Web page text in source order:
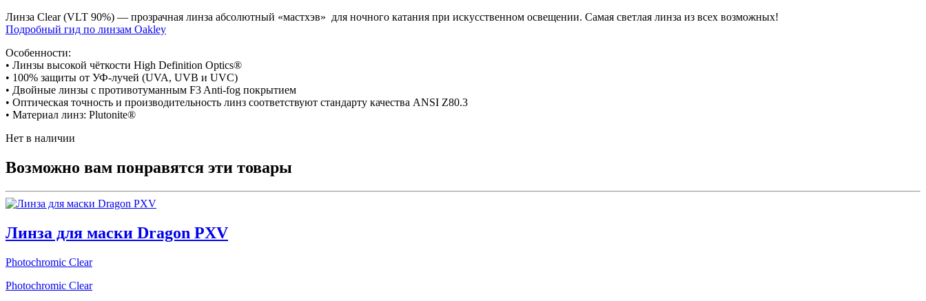
Линза Clear (VLT 90%) — прозрачная линза абсолютный «мастхэв» для ночного катания при искусственном освещении. Самая светлая линза из всех возможных!
Подробный гид по линзам Oakley
Особенности:
• Линзы высокой чёткости High Definition Optics®
• 100% защиты от УФ-лучей (UVA, UVB и UVC)
• Двойные линзы с противотуманным F3 Anti-fog покрытием
• Оптическая точность и производительность линз соответствуют стандарту качества ANSI Z80.3
• Материал линз: Plutonite®
Нет в наличии
Возможно вам понравятся эти товары
Линза для маски Dragon PXV
Photochromic Clear
Photochromic Clear